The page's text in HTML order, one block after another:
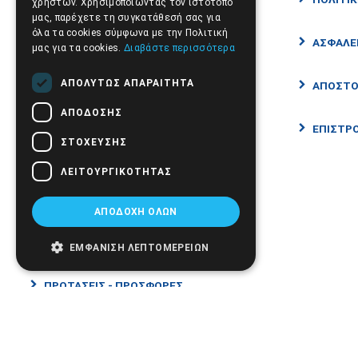
ΑΝΑΠΗΡΙΚΑ ΑΜΑΞΙΔΙΑ - ΣΚΟΥΤΕΡ
ΑΤΟΜΙΚΗ ΦΡΟΝΤΙΔΑ-ΕΥΕΞΙΑ
ΙΑΤΡΙΚΑ ΑΝΑΛΩΣΙΜΑ
ΒΡΕΦΙΚΗ ΦΡΟΝΤΙΔΑ
CBD
ΠΡΟΤΑΣΕΙΣ - ΠΡΟΣΦΟΡΕΣ
χρηστών. Χρησιμοποιώντας τον ιστότοπό
μας, παρέχετε τη συγκατάθεσή σας για
όλα τα cookies σύμφωνα με την Πολιτική
μας για τα cookies. Διαβάστε περισσότερα
ΑΠΟΛΎΤΩΣ ΑΠΑΡΑΊΤΗΤΑ
ΑΠΌΔΟΣΗΣ
ΣΤΌΧΕΥΣΗΣ
ΛΕΙΤΟΥΡΓΙΚΌΤΗΤΑΣ
ΑΠΟΔΟΧΉ ΌΛΩΝ
ΕΜΦΆΝΙΣΗ ΛΕΠΤΟΜΕΡΕΙΏΝ